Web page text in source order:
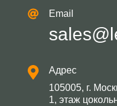
Email
Адрес
105005, г.
1, этаж